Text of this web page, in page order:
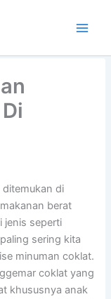
di
berat
jenis seperti
sering kita
minuman coklat.
coklat yang
khususnya anak